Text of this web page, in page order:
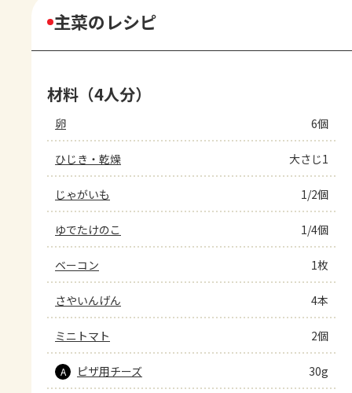
主菜のレシピ
材料（4人分）
卵 6個
ひじき・乾燥 大さじ1
じゃがいも 1/2個
ゆでたけのこ 1/4個
ベーコン 1枚
さやいんげん 4本
ミニトマト 2個
A ピザ用チーズ 30g